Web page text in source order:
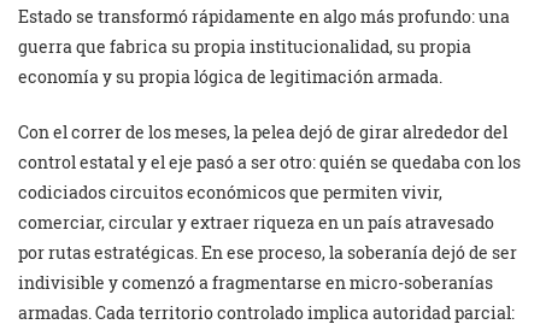
Estado se transformó rápidamente en algo más profundo: una
guerra que fabrica su propia institucionalidad, su propia
economía y su propia lógica de legitimación armada.
Con el correr de los meses, la pelea dejó de girar alrededor del
control estatal y el eje pasó a ser otro: quién se quedaba con los
codiciados circuitos económicos que permiten vivir,
comerciar, circular y extraer riqueza en un país atravesado
por rutas estratégicas. En ese proceso, la soberanía dejó de ser
indivisible y comenzó a fragmentarse en micro-soberanías
armadas. Cada territorio controlado implica autoridad parcial: